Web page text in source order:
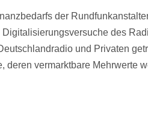
der
des
und Privaten
deren vermarktbare Mehrwerte